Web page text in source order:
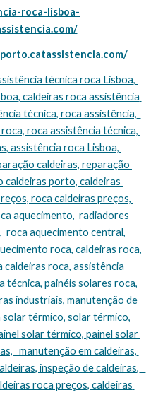
roca-lisboa-
caldeiras roca assistência
técnica, roca assistência,
roca assistência técnica,
assistência roca Lisboa,
caldeiras, reparação
caldeiras porto, caldeiras
roca caldeiras preços,
aquecimento,  radiadores
roca aquecimento central,
roca, caldeiras roca,
caldeiras roca, assistência
técnica, painéis solares roca,
industriais, manutenção de
térmico, solar térmico,
solar térmico, painel solar
manutenção em caldeiras,
inspeção de caldeiras,
roca preços, caldeiras